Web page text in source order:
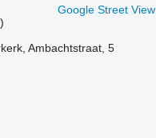
Google Street View
Ambachtstraat, 5